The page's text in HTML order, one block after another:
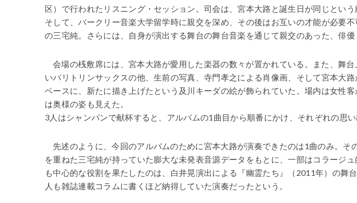
区）で行われたリスニング・セッション。司会は、宮本大路と誕生日が同じという
そして、バークリー音楽大学留学時に親交を深め、その後はお互いの才能が必要
の三宅純。さらには、自身が演出する舞台の舞台音楽を通じて親交のあった、俳優
会場の桟敷席には、宮本大路が愛用した楽器の数々が置かれている。また、舞
いバリトリンサックスの他、生前の写真、寺門孝之による肖像画、そして宮本大
ベースに、新たに描き上げたという及川キーダの絵が飾られていた。場内は女性
は奥様の姿も見えた。
3人はシャンパンで献杯すると、アルバムの1曲目から順番にかけ、それぞれの思い
先述のように、今回のアルバムのために宮本大路が演奏できたのは1曲のみ。そ
を重ねた三宅純が持っていた膨大な未発表音源データをもとに、一部はコラージ
も中心的な役割を果たしたのは、白井晃演出による『幽霊たち』（2011年）の舞
人も雑誌連載コラムに書くほど納得していた演奏だったという。